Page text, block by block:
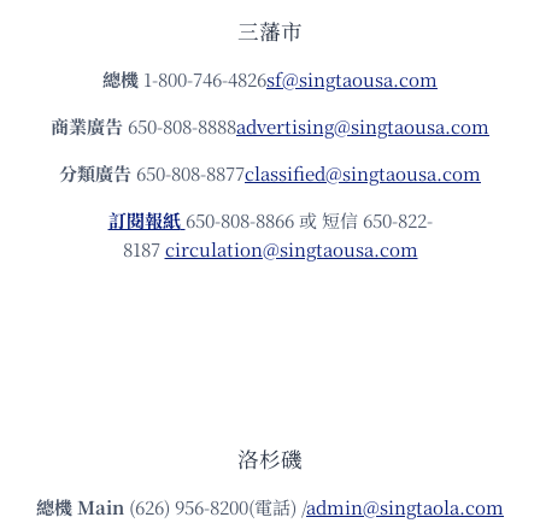
三藩市
總機 1-800-746-4826sf@singtaousa.com
商業廣告 650-808-8888advertising@singtaousa.com
分類廣告 650-808-8877classified@singtaousa.com
訂閱報紙 650-808-8866 或 短信 650-822-
8187circulation@singtaousa.com
洛杉磯
總機Main (626) 956-8200(電話) /admin@singtaola.com